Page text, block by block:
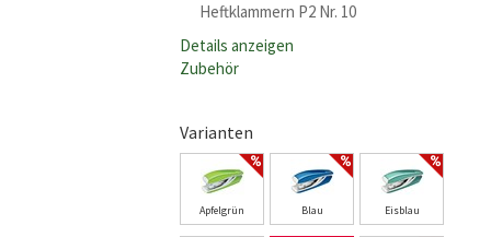
Heftklammern P2 Nr. 10
Details anzeigen
Zubehör
Varianten
Apfelgrün Blau Eisblau